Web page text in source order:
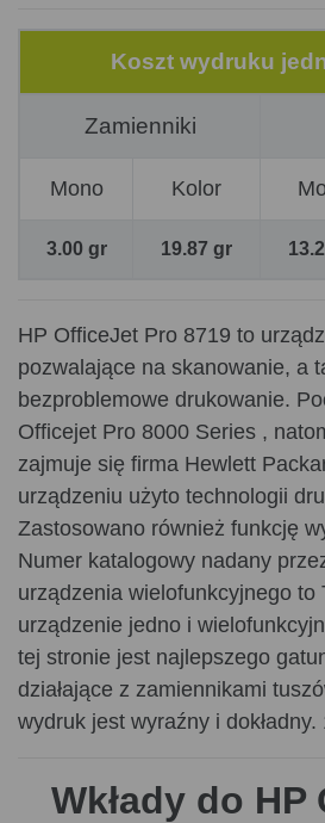
Koszt wydruku
Zamienniki
Mono Kolor
3.00 gr 19.87 gr
HP OfficeJet Pro 8719 to
pozwalające na skanowanie, a
bezproblemowe drukowanie.
Officejet Pro 8000 Series ,
zajmuje się firma Hewlett
urządzeniu użyto technologii
Zastosowano również funkcję
Numer katalogowy nadany
urządzenia wielofunkcyjnego to
urządzenie jedno i
tej stronie jest najlepszego
działające z zamiennikami
wydruk jest wyraźny i dokładny.
Wkłady do